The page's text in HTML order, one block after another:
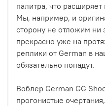
палитра, что
Мы, например, и
сторону не отложим ни
прекрасно уже на
реплики от German в
обязательно попадут.
Воблер German GG
прогонистые